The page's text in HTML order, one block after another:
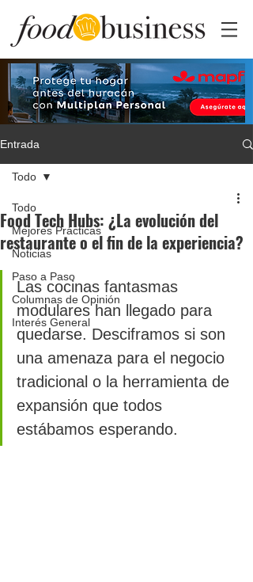
Entrada
Todo
Mejores Prácticas
Noticias
Paso a Paso
Columnas de Opinión
Interés General
Todo
Food Tech Hubs: ¿La evolución del
restaurante o el fin de la experiencia?
Las cocinas fantasmas
modulares han llegado para
quedarse. Desciframos si son
una amenaza para el negocio
tradicional o la herramienta de
expansión que todos
estábamos esperando.